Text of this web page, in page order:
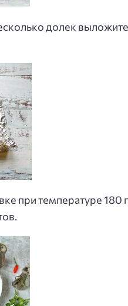
долек
при температуре